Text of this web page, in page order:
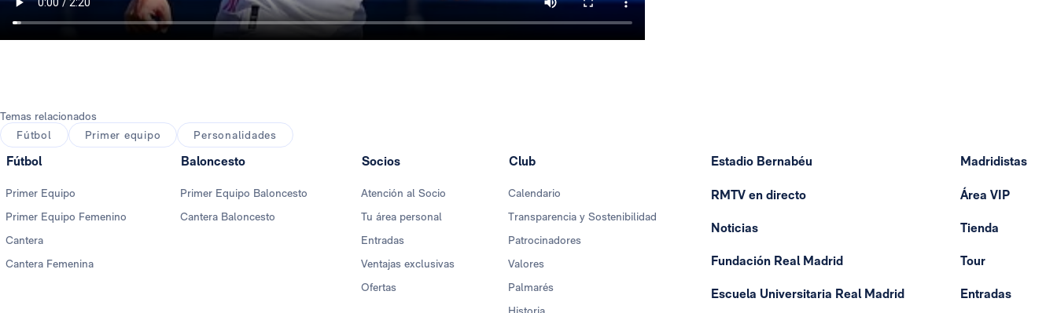
Temas relacionados
Fútbol
Primer equipo Personalidades
Fútbol
Primer Equipo
Primer Equipo Femenino
Cantera
Cantera Femenina
Baloncesto
Primer Equipo Baloncesto
Cantera Baloncesto
Socios
Atención al Socio
Tu área personal
Entradas
Ventajas exclusivas
Ofertas
Club
Calendario
Transparencia y Sostenibilidad
Patrocinadores
Valores
Palmarés
Estadio Bernabéu
RMTV en directo
Noticias
Fundación Real Madrid
Escuela Universitaria Real Madrid
Madridistas
Área VIP
Tienda
Tour
Entradas